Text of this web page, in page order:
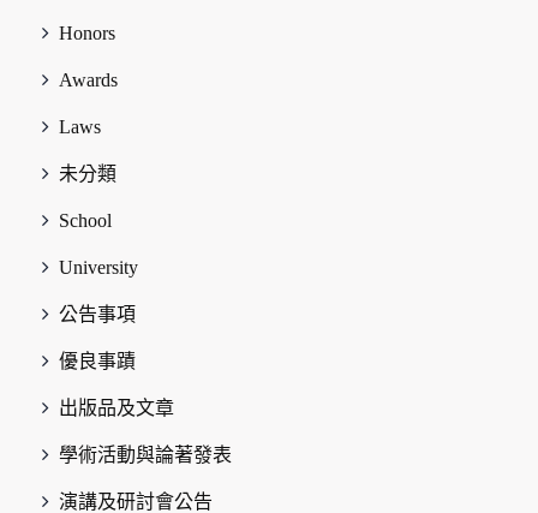
Honors
Awards
Laws
未分類
School
University
公告事項
優良事蹟
出版品及文章
學術活動與論著發表
演講及研討會公告